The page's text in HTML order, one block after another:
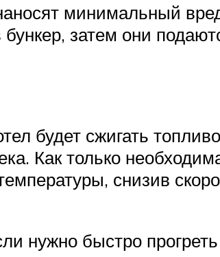
минимальный
затем они
будет сжигать
Как только
снизив
нужно быстро